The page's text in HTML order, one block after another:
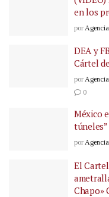
en los
por
DEA y
Cártel
por
0
México
por
El
Chapo»